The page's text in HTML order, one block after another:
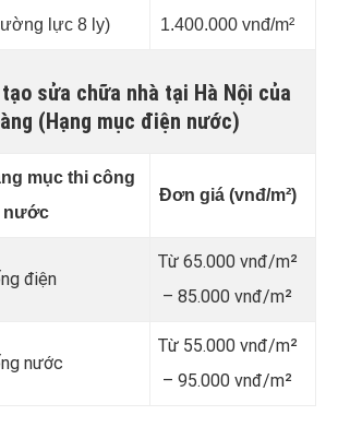
lực 8 ly)
1.400.000 vnđ/m²
sửa chữa nhà tại Hà Nội của
(Hạng mục điện nước)
mục thi công
nước
Đơn giá (vnđ/m²)
điện
Từ 65.000 vnđ/m²
– 85.000 vnđ/m²
nước
Từ 55.000 vnđ/m²
– 95.000 vnđ/m²